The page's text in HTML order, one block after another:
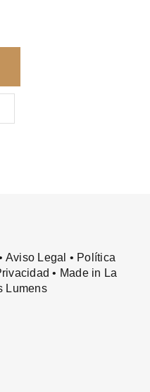
Aviso Legal • Política
• Made in La
Lumens